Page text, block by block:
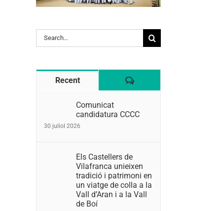
Search
for:
Recent Comentaris
Comunicat
candidatura CCCC
30 juliol 2026
Els Castellers de
Vilafranca unieixen
tradició i patrimoni en
un viatge de colla a la
Vall d’Aran i a la Vall
de Boí